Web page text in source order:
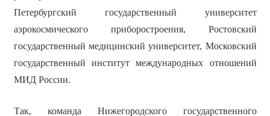
Петербургский государственный университет
аэрокосмического приборостроения, Ростовский
государственный медицинский университет, Московский
государственный институт международных отношений
МИД России.
Так, команда Нижегородского государственного